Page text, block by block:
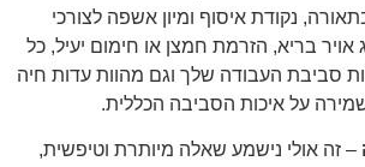
, נקודת איסוף ומיון אשפה לצורכי
אויר בריא, הזרמת חמצן או חימום יעיל, כל
סביבת העבודה שלך וגם מהוות עדות חיה
על איכות הסביבה הכללית.
– זה אולי נישמע שאלה מיותרת וטיפשית,